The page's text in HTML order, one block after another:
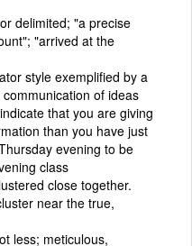
delimited; "a precise
"arrived at the
style exemplified by a
of ideas
that you are giving
than you have just
evening to be
class
close together.
near the true,
less; meticulous,